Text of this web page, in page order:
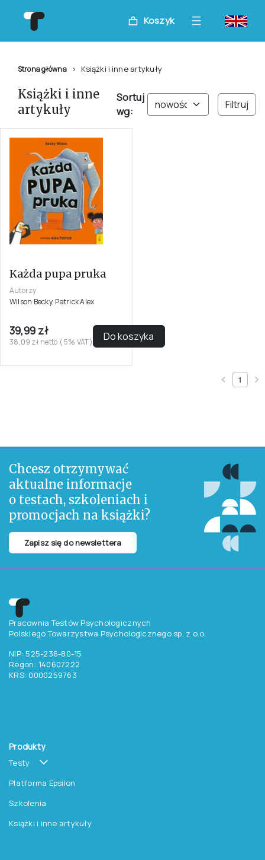
Koszyk
Strona główna Książki i inne artykuły
Książki i inne
artykuły
Sortuj
wg:
Filtruj
Każda pupa pruka
Autorzy
Wilson Becky, Patrick Alex
39,99 zł
38,09 zł netto ( 5% VAT) Do koszyka
1
Chcesz otrzymywać
aktualne informacje
o testach, szkoleniach i
promocjach na książki?
Zapisz się do newslettera
Pracownia Testów Psychologicznych
Polskiego Towarzystwa Psychologicznego sp. z o.o.
NIP: 525-236-80-15
Regon: 140607222
KRS: 0000259763
Produkty
Testy
Platforma Epsilon
Szkolenia
Książki i inne artykuły